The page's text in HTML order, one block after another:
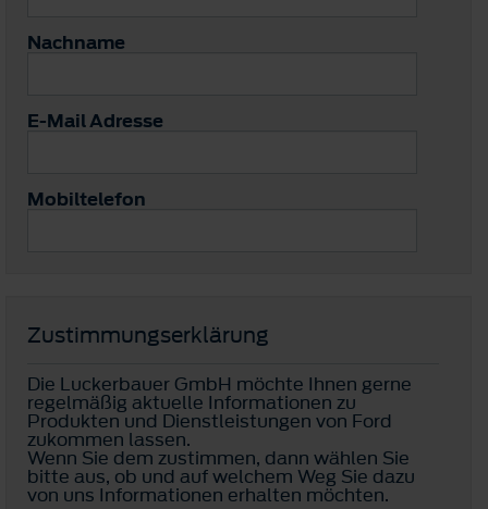
Nachname
E-Mail Adresse
Mobiltelefon
Zustimmungserklärung
Die Luckerbauer GmbH möchte Ihnen gerne
regelmäßig aktuelle Informationen zu
Produkten und Dienstleistungen von Ford
zukommen lassen.
Wenn Sie dem zustimmen, dann wählen Sie
bitte aus, ob und auf welchem Weg Sie dazu
von uns Informationen erhalten möchten.